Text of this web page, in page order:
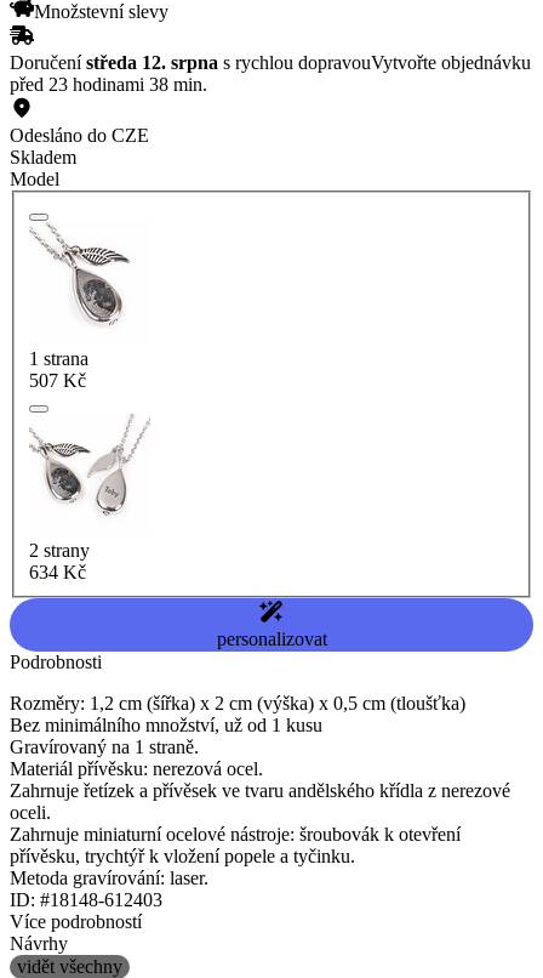
Množstevní slevy
Doručenístředa 12. srpna s rychlou dopravouVytvořte objednávku
před 23 hodinami 38 min.
Odesláno do CZE
Skladem
Model
1 strana
507 Kč
2 strany
634 Kč
personalizovat
Podrobnosti
Rozměry: 1,2 cm (šířka) x 2 cm (výška) x 0,5 cm (tloušťka)
Bez minimálního množství, už od 1 kusu
Gravírovaný na 1 straně.
Materiál přívěsku: nerezová ocel.
Zahrnuje řetízek a přívěsek ve tvaru andělského křídla z nerezové
oceli.
Zahrnuje miniaturní ocelové nástroje: šroubovák k otevření
přívěsku, trychtýř k vložení popele a tyčinku.
Metoda gravírování: laser.
ID: #18148-612403
Více podrobností
Návrhy
vidět všechny